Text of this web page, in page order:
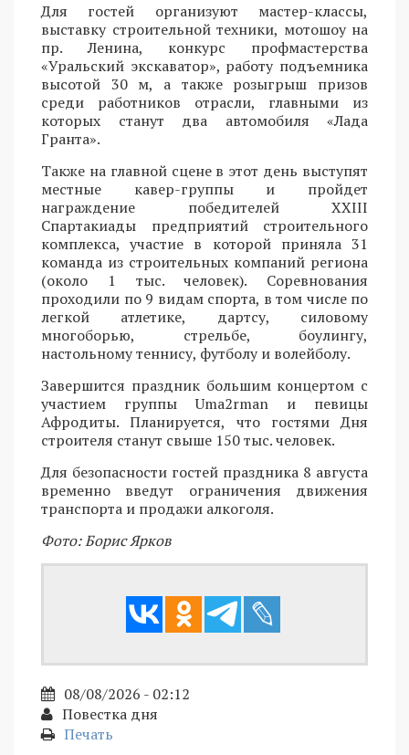
Для гостей организуют мастер-классы,
выставку строительной техники, мотошоу на
пр. Ленина, конкурс профмастерства
«Уральский экскаватор», работу подъемника
высотой 30 м, а также розыгрыш призов
среди работников отрасли, главными из
которых станут два автомобиля «Лада
Гранта».
Также на главной сцене в этот день выступят
местные кавер-группы и пройдет
награждение победителей XXIII
Спартакиады предприятий строительного
комплекса, участие в которой приняла 31
команда из строительных компаний региона
(около 1 тыс. человек). Соревнования
проходили по 9 видам спорта, в том числе по
легкой атлетике, дартсу, силовому
многоборью, стрельбе, боулингу,
настольному теннису, футболу и волейболу.
Завершится праздник большим концертом с
участием группы Uma2rman и певицы
Афродиты. Планируется, что гостями Дня
строителя станут свыше 150 тыс. человек.
Для безопасности гостей праздника 8 августа
временно введут ограничения движения
транспорта и продажи алкоголя.
Фото: Борис Ярков
08/08/2026 - 02:12
Повестка дня
Печать